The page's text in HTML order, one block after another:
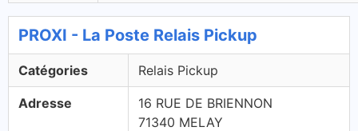
PROXI - La Poste Relais Pickup
Catégories Relais Pickup
Adresse
16 RUE DE BRIENNON
71340 MELAY